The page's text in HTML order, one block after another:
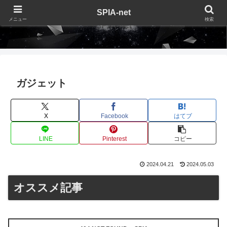
SPIA-net
ガジェット
X Facebook はてブ
LINE Pinterest コピー
2024.04.21 2024.05.03
オススメ記事
メニュー
SPIA-net
検索